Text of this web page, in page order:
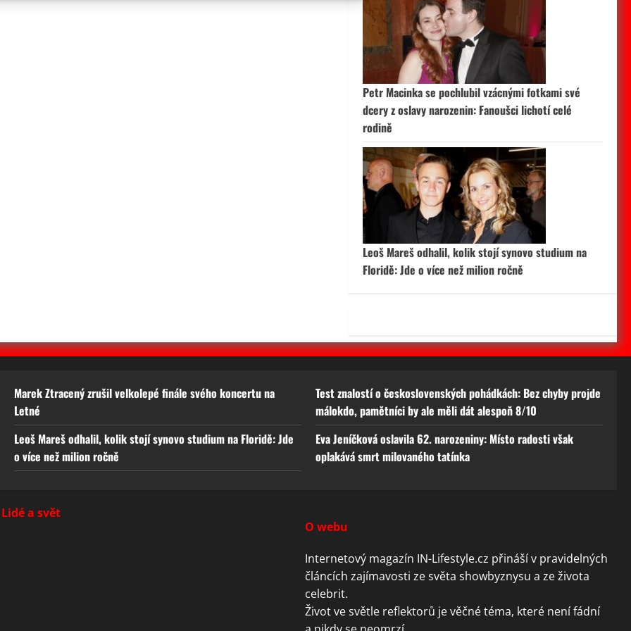
Petr Macinka se pochlubil vzácnými fotkami své
dcery z oslavy narozenin: Fanoušci lichotí celé
rodině
Leoš Mareš odhalil, kolik stojí synovo studium na
Floridě: Jde o více než milion ročně
Marek Ztracený zrušil velkolepé finále svého koncertu na
Letné
Test znalostí o československých pohádkách: Bez chyby projde
málokdo, pamětníci by ale měli dát alespoň 8/10
Leoš Mareš odhalil, kolik stojí synovo studium na Floridě: Jde
o více než milion ročně
Eva Jeníčková oslavila 62. narozeniny: Místo radosti však
oplakává smrt milovaného tatínka
Lidé a svět
O webu
Internetový magazín IN-Lifestyle.cz přináší v pravidelných
článcích zajímavosti ze světa showbyznysu a ze života
celebrit.
Život ve světle reflektorů je věčné téma, které není fádní